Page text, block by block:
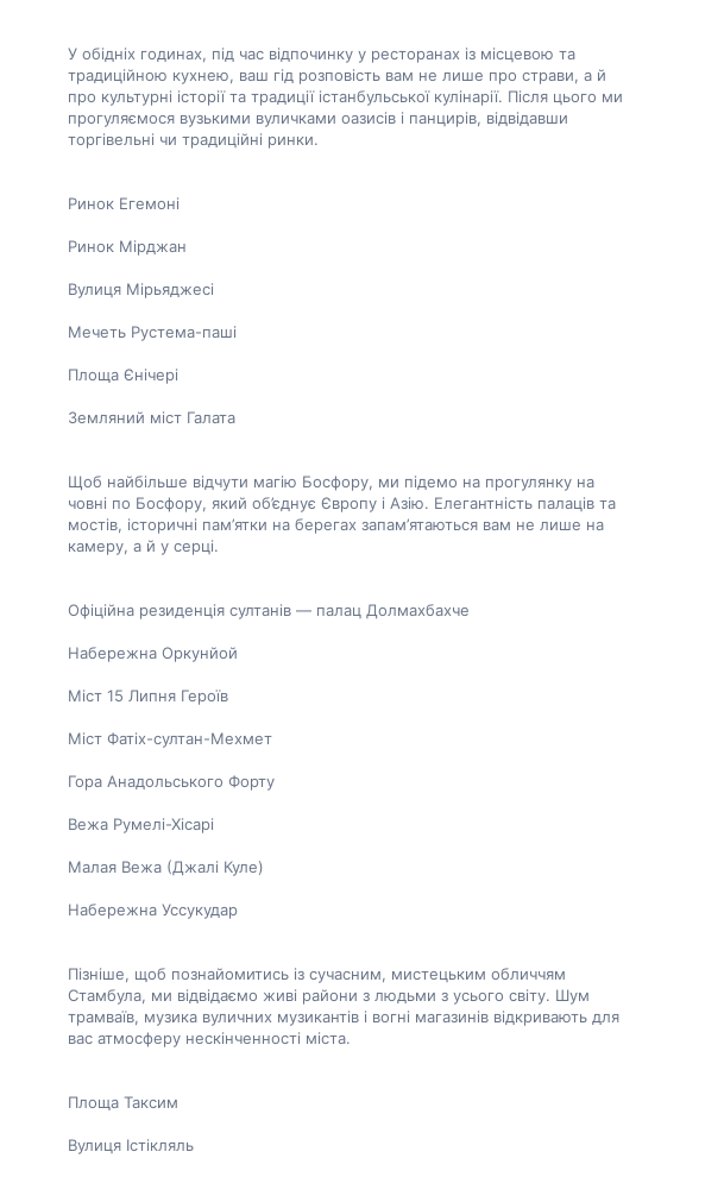
У обідніх годинах, під час відпочинку у ресторанах із місцевою та
традиційною кухнею, ваш гід розповість вам не лише про страви, а й
про культурні історії та традиції істанбульської кулінарії. Після цього ми
прогуляємося вузькими вуличками оазисів і панцирів, відвідавши
торгівельні чи традиційні ринки.
Ринок Егемоні
Ринок Мірджан
Вулиця Мірьяджесі
Мечеть Рустема-паші
Площа Єнічері
Земляний міст Галата
Щоб найбільше відчути магію Босфору, ми підемо на прогулянку на
човні по Босфору, який об’єднує Європу і Азію. Елегантність палаців та
мостів, історичні пам’ятки на берегах запам’ятаються вам не лише на
камеру, а й у серці.
Офіційна резиденція султанів — палац Долмахбахче
Набережна Оркунйой
Міст 15 Липня Героїв
Міст Фатіх-султан-Мехмет
Гора Анадольського Форту
Вежа Румелі-Хісарі
Малая Вежа (Джалі Куле)
Набережна Уссукудар
Пізніше, щоб познайомитись із сучасним, мистецьким обличчям
Стамбула, ми відвідаємо живі райони з людьми з усього світу. Шум
трамваїв, музика вуличних музикантів і вогні магазинів відкривають для
вас атмосферу нескінченності міста.
Площа Таксим
Вулиця Істікляль